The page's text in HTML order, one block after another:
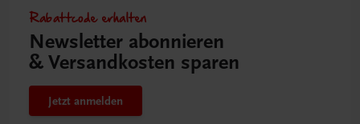
Rabattcode erhalten
Newsletter abonnieren
& Versandkosten sparen
Jetzt anmelden